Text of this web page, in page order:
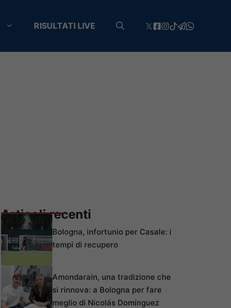
RISULTATI LIVE
Articoli recenti
Bologna, infortunio per Casale: i
tempi di recupero
Amondarain, una tradizione che
si rinnova: a Bologna per fare
meglio di Nicolás Domínguez